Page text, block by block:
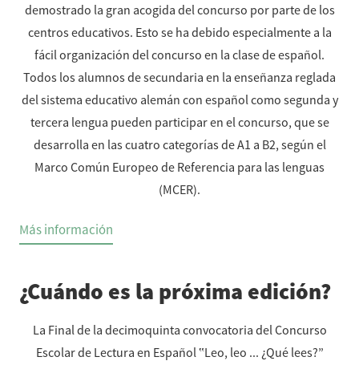
demostrado la gran acogida del concurso por parte de los
centros educativos. Esto se ha debido especialmente a la
fácil organización del concurso en la clase de español.
Todos los alumnos de secundaria en la enseñanza reglada
del sistema educativo alemán con español como segunda y
tercera lengua pueden participar en el concurso, que se
desarrolla en las cuatro categorías de A1 a B2, según el
Marco Común Europeo de Referencia para las lenguas
(MCER).
Más información
¿Cuándo es la próxima edición?
La Final de la decimoquinta convocatoria del Concurso
Escolar de Lectura en Español ‟Leo, leo ... ¿Qué lees?”